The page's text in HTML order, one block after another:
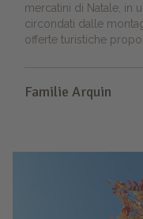
mercatini di Natale, in
circondati dalle
offerte turistiche
Familie Arquin